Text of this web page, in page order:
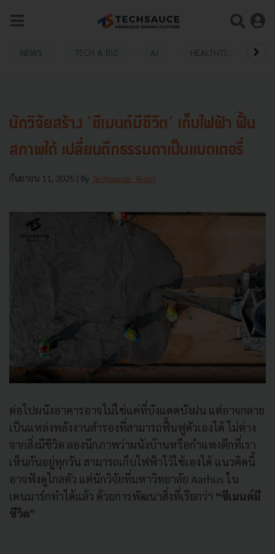
NEWS TECH & BIZ AI HEALTHTECH
นักวิจัยสร้าง ‘ซีเมนต์มีชีวิต’ เก็บไฟฟ้า ฟื้น
สภาพได้ เปลี่ยนตึกธรรมดาเป็นแบตเตอรี่
กันยายน 11, 2025 | By Techsauce Team
ต่อไปผนังอาคารอาจไม่ใช่แค่ที่บังแดดบังฝน แต่อาจกลาย
เป็นแหล่งพลังงานสำรองที่สามารถฟื้นฟูตัวเองได้ ไม่ต่าง
จากสิ่งมีชีวิต ลองนึกภาพว่าผนังบ้านหรือกำแพงตึกที่เรา
เห็นกันอยู่ทุกวัน สามารถเก็บไฟฟ้าไว้ใช้เองได้ แนวคิดนี้
อาจฟังดูไกลตัว แต่นักวิจัยที่มหาวิทยาลัย Aarhus ใน
เดนมาร์กทำได้แล้ว ด้วยการพัฒนาสิ่งที่เรียกว่า “ซีเมนต์มี
ชีวิต”